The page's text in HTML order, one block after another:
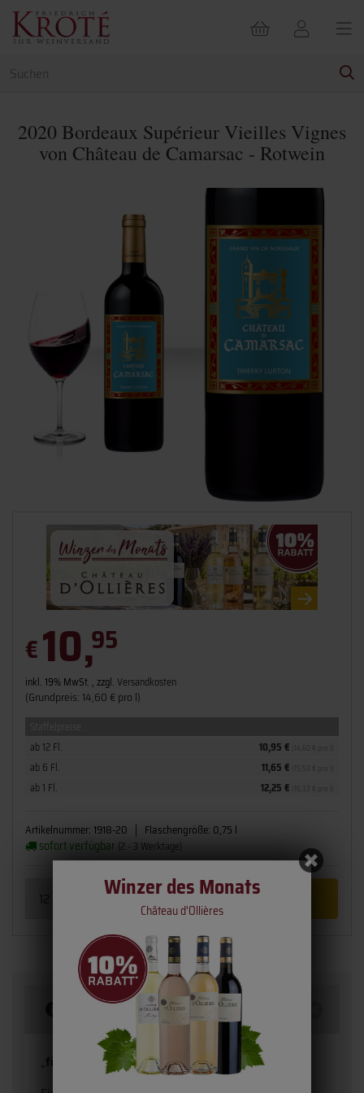
Winzer des Monats
Château d'Ollières
2020 Bordeaux Supérieur Vieilles Vignes
von Château de Camarsac - Rotwein
€10,95
inkl. 19% MwSt. , zzgl. Versandkosten
(Grundpreis: 14,60 € pro l)
ab 1 Fl. 12,25 €
ab 6 Fl. 11,65 €
ab 12 Fl. 10,95 €
Artikelnummer:1918-20 Flaschengröße: 0,75 l
sofort verfügbar (2 - 3 Werktage)
Beschreibung
„ für die gehobene Küche. "Vin de Gastronomie.